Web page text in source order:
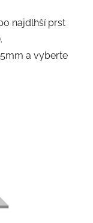
najdlhší prst
a vyberte